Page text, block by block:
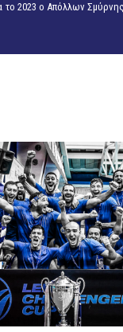
το 2023 ο Απόλλων